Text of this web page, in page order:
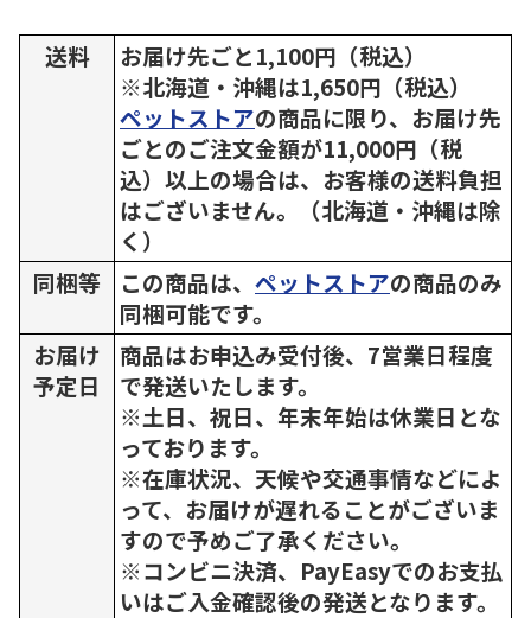
送料
お届け先ごと1,100円（税込）
※北海道・沖縄は1,650円（税込）
ペットストアの商品に限り、お届け先
ごとのご注文金額が11,000円（税
込）以上の場合は、お客様の送料負担
はございません。（北海道・沖縄は除
く）
同梱等
この商品は、 ペットストアの商品のみ
同梱可能です。
お届け
予定日
商品はお申込み受付後、7営業日程度
で発送いたします。
※土日、祝日、年末年始は休業日とな
っております。
※在庫状況、天候や交通事情などによ
って、お届けが遅れることがございま
すので予めご了承ください。
※コンビニ決済、PayEasyでのお支払
いはご入金確認後の発送となります。